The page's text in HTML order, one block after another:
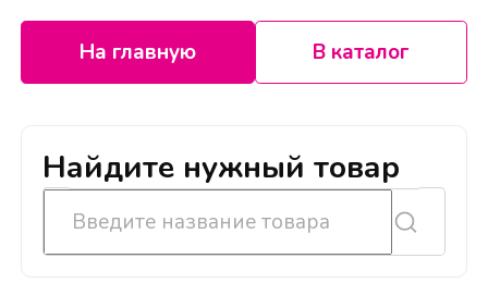
На главную В каталог
Найдите нужный товар